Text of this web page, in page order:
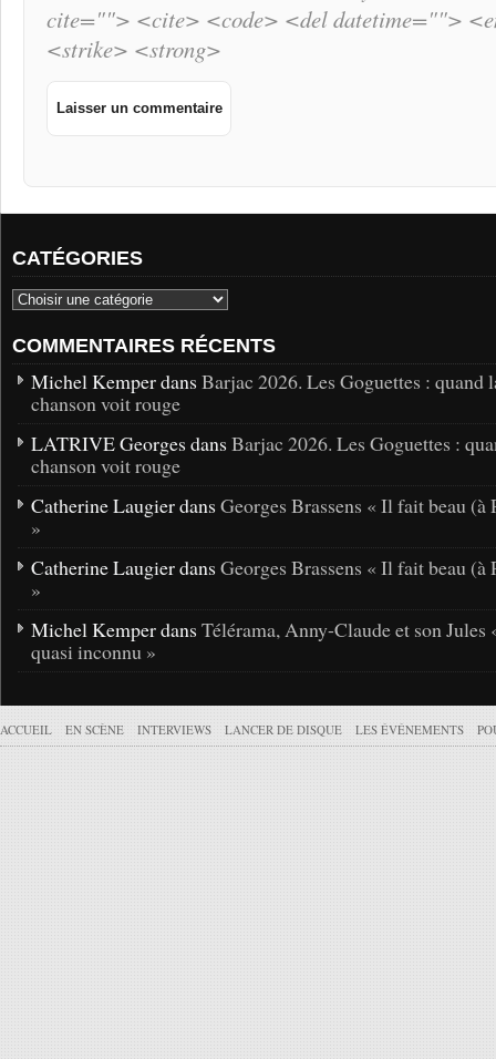
cite=""> <cite> <code> <del datetime="">
<strike> <strong>
CATÉGORIES
COMMENTAIRES RÉCENTS
Michel Kemper dans Barjac 2026. Les Goguettes : quand
chanson voit rouge
LATRIVE Georges dans Barjac 2026. Les Goguettes :
chanson voit rouge
Catherine Laugier dans Georges Brassens « Il fait beau (à
»
Catherine Laugier dans Georges Brassens « Il fait beau (à
»
Michel Kemper dans Télérama, Anny-Claude et son Jules
quasi inconnu »
ACCUEIL EN SCÈNE INTERVIEWS LANCER DE DISQUE LES ÉVÉNEMENTS